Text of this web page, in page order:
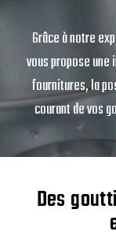
Grâce à notre
vous propose
fournitures, la
courant de vos
Des